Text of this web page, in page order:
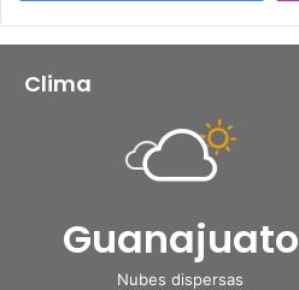
Clima
Guanajuato
Nubes dispersas